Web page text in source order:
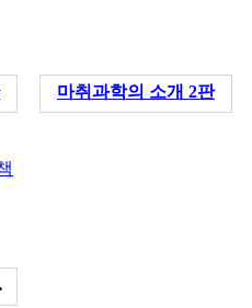
마취과학의 소개 2판
자